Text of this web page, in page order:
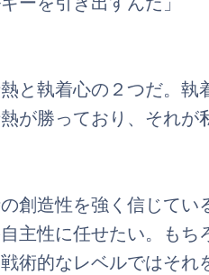
と執着心の２つだ。
が勝っており、それが
創造性を強く信じて
主性に任せたい。もち
術的なレベルではそれ